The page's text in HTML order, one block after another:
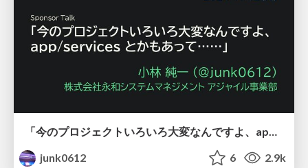
junk0612
6 2.9k